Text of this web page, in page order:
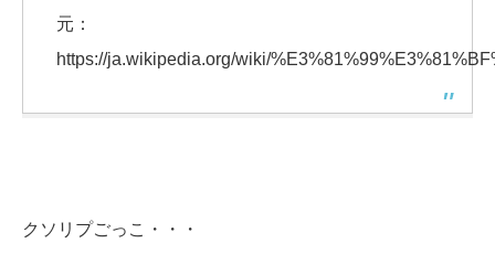
元：
https://ja.wikipedia.org/wiki/
クソリプごっこ・・・